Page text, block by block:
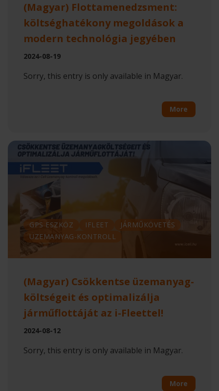
(Magyar) Flottamenedzsment:
költséghatékony megoldások a
modern technológia jegyében
2024-08-19
Sorry, this entry is only available in Magyar.
More
GPS ESZKÖZ IFLEET
JÁRMŰKÖVETÉS
ÜZEMANYAG-KONTROLL
(Magyar) Csökkentse üzemanyag­
költségeit és optimalizálja
járműflottáját az i-Fleettel!
2024-08-12
Sorry, this entry is only available in Magyar.
More